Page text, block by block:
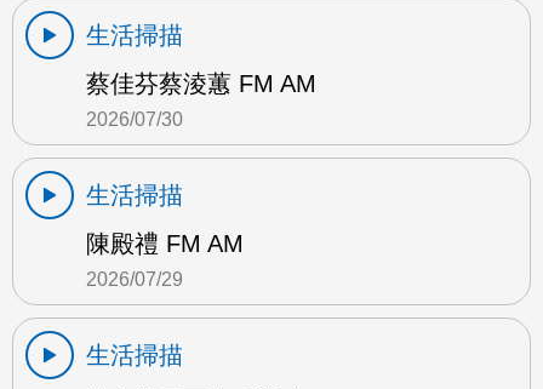
生活掃描
蔡佳芬蔡淩蕙 FM AM
2026/07/30
生活掃描
陳殿禮 FM AM
2026/07/29
生活掃描